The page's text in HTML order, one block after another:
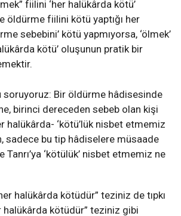
fiilini ‘her halükârda kötü’
öldürme fiilini kötü yaptığı her
sebebini’ kötü yapmıyorsa, ‘ölmek’
kötü’ oluşunun pratik bir
soruyoruz: Bir öldürme hâdisesinde
birinci dereceden sebeb olan kişi
halükârda- ‘kötü’lük nisbet etmemiz
sadece bu tip hâdiselere müsaade
‘kötülük’ nisbet etmemiz ne
halükârda kötüdür” teziniz de tıpkı
halükârda kötüdür” teziniz gibi